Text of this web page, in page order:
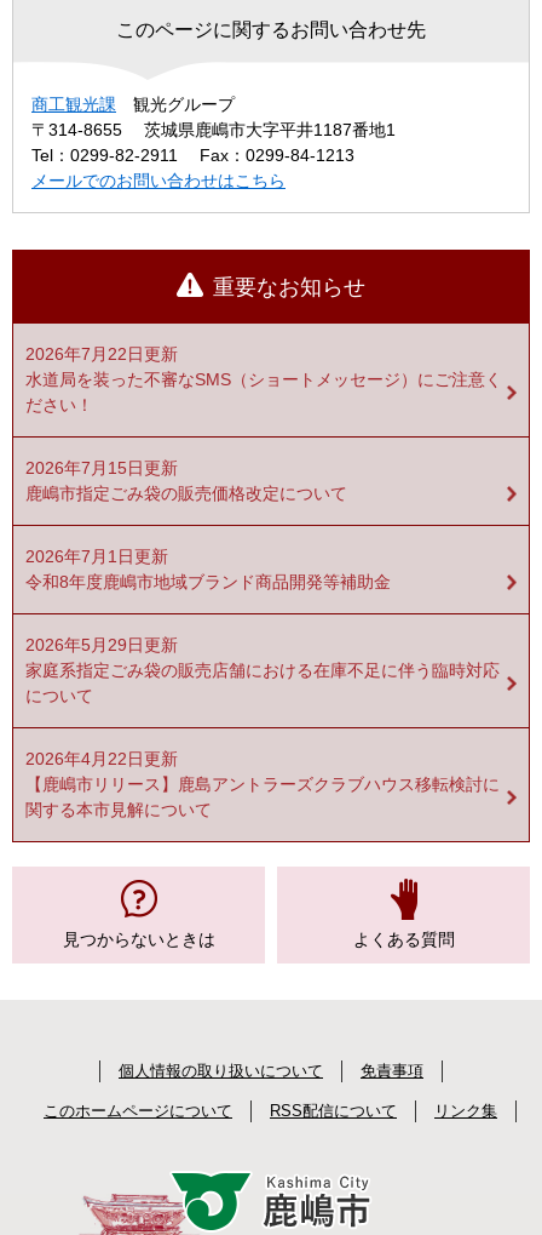
このページに関するお問い合わせ先
商工観光課
観光グループ
〒314-8655
茨城県鹿嶋市大字平井1187番地1
Tel：0299-82-2911
Fax：0299-84-1213
メールでのお問い合わせはこちら
重要なお知らせ
2026年7月22日更新
水道局を装った不審なSMS（ショートメッセージ）にご注意く
ださい！
2026年7月15日更新
鹿嶋市指定ごみ袋の販売価格改定について
2026年7月1日更新
令和8年度鹿嶋市地域ブランド商品開発等補助金
2026年5月29日更新
家庭系指定ごみ袋の販売店舗における在庫不足に伴う臨時対応
について
2026年4月22日更新
【鹿嶋市リリース】鹿島アントラーズクラブハウス移転検討に
関する本市見解について
見つからないときは よくある質問
個人情報の取り扱いについて 免責事項
このホームページについて RSS配信について リンク集